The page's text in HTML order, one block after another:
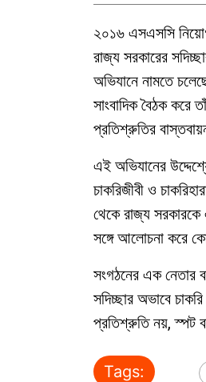
২০১৬ এসএসসি নিয়োগ
রাজ্য সরকারের
অভিযানে নামতে
সাংবাদিক বৈঠক করে
প্রতিশ্রুতির
এই অভিযানের
চাকরিজীবী ও
থেকে রাজ্য সরকারকে
সঙ্গে আলোচনা করে
সংগঠনের এক নেতার
সদিচ্ছার অভাবে
প্রতিশ্রুতি নয়, স্পট
Tags: